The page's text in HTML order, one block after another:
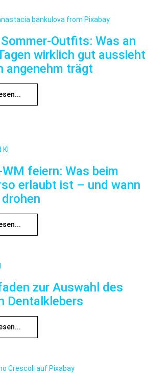
Outfits: Was an
wirklich gut aussieht
angenehm trägt
feiern: Was beim
erlaubt ist – und wann
zur Auswahl des
Dentalklebers